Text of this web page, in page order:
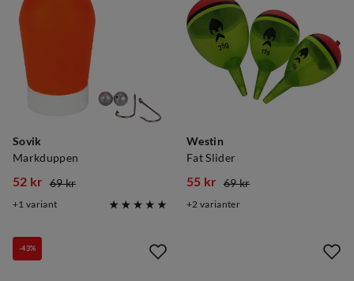
Sovik
Markduppen
discounted
52 kr
original
69 kr
1 variant
Westin
Fat Slider
discounted
55 kr
original
69 kr
2 varianter
-43%